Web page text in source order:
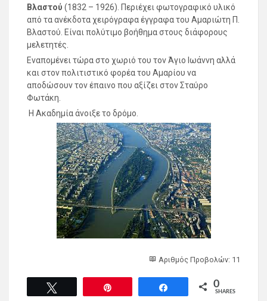
Βλαστού (1832 – 1926). Περιέχει φωτογραφικό υλικό
από τα ανέκδοτα χειρόγραφα έγγραφα του Αμαριώτη Π.
Βλαστού. Είναι πολύτιμο βοήθημα στους διάφορους
μελετητές.
Εναπομένει τώρα στο χωριό του τον Άγιο Ιωάννη αλλά
και στον πολιτιστικό φορέα του Αμαρίου να
αποδώσουν τον έπαινο που αξίζει στον Σταύρο
Φωτάκη.
Η Ακαδημία άνοιξε το δρόμο.
Αριθμός Προβολών: 11
0
SHARES